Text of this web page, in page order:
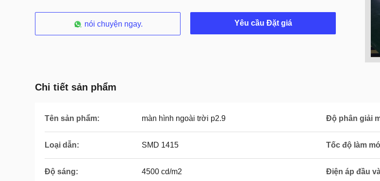
nói chuyện ngay. Yêu cầu Đặt giá
Chi tiết sản phẩm
Tên sản phẩm: màn hình ngoài trời p2.9 Độ phân giải
Loại dẫn: SMD 1415 Tốc độ làm
Độ sáng: 4500 cd/m2 Điện áp đầu